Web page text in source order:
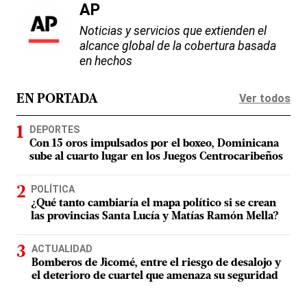
AP
Noticias y servicios que extienden el
alcance global de la cobertura basada
en hechos
EN PORTADA Ver todos
DEPORTES
Con 15 oros impulsados por el boxeo, Dominicana
sube al cuarto lugar en los Juegos Centrocaribeños
POLÍTICA
¿Qué tanto cambiaría el mapa político si se crean
las provincias Santa Lucía y Matías Ramón Mella?
ACTUALIDAD
Bomberos de Jicomé, entre el riesgo de desalojo y
el deterioro de cuartel que amenaza su seguridad